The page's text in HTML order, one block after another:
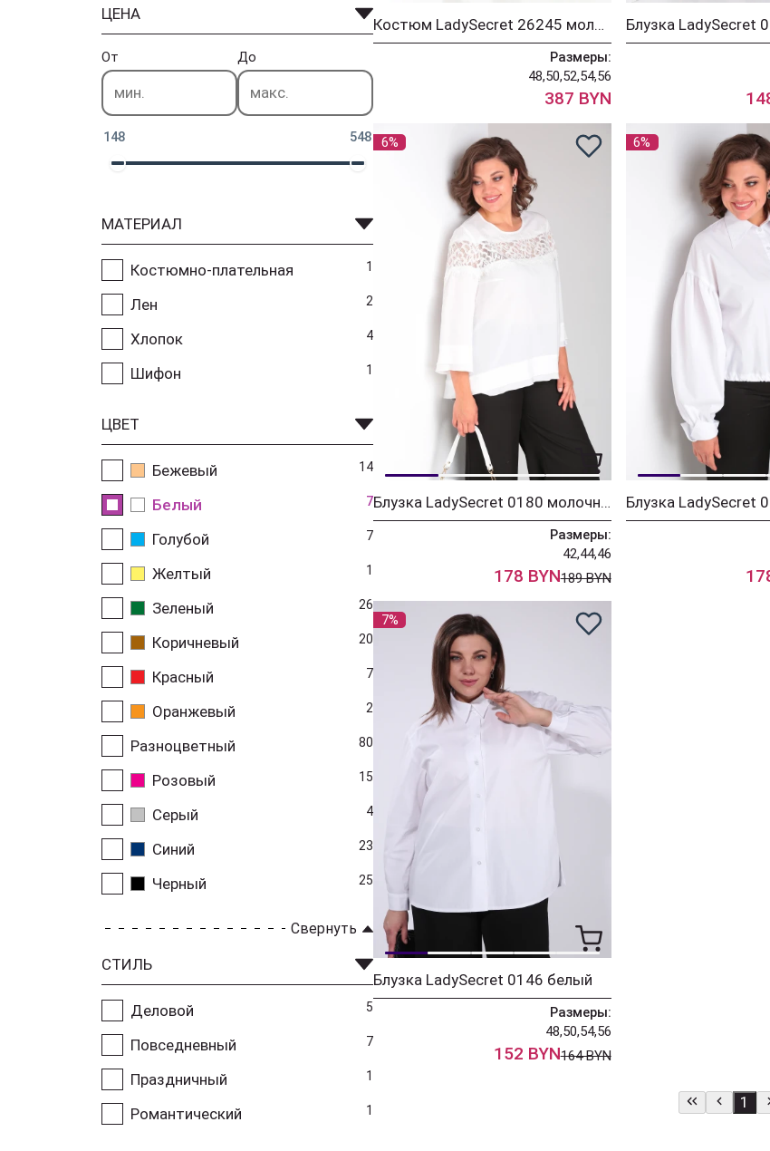
ЦЕНА
От До
148 548
МАТЕРИАЛ
Костюмно-плательная 1
Лен 2
Хлопок 4
Шифон 1
ЦВЕТ
Бежевый 14
Белый 7
Голубой 7
Желтый 1
Зеленый 26
Коричневый 20
Красный 7
Оранжевый 2
Разноцветный 80
Розовый 15
Серый 4
Синий 23
Черный 25
Свернуть
СТИЛЬ
Деловой 5
Повседневный 7
Праздничный 1
Романтический 1
Костюм LadySecret 26245 молочный + хаки
Размеры:
48,50,52,54,56
387 BYN
Блузка LadySecret
6%
Блузка LadySecret 0180 молочный
Размеры:
42,44,46
178 BYN189 BYN
6%
Блузка LadySecret
7%
Блузка LadySecret 0146 белый
Размеры:
48,50,54,56
152 BYN164 BYN
1